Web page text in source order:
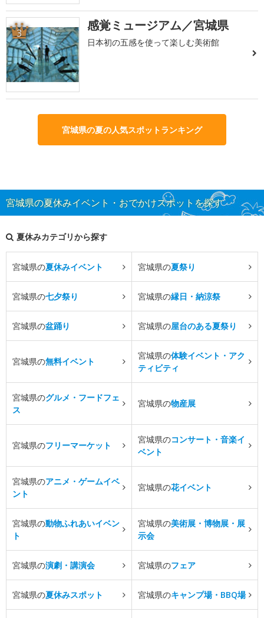
3 感覚ミュージアム／宮城県
日本初の五感を使って楽しむ美術館
宮城県の夏の人気スポットランキング
宮城県の夏休みイベント・おでかけスポットを探す
夏休みカテゴリから探す
宮城県の夏休みイベント 宮城県の夏祭り
宮城県の七夕祭り 宮城県の縁日・納涼祭
宮城県の盆踊り 宮城県の屋台のある夏祭り
宮城県の無料イベント
宮城県の体験イベント・アク
ティビティ
宮城県のグルメ・フードフェ
ス
宮城県の物産展
宮城県のフリーマーケット
宮城県のコンサート・音楽イ
ベント
宮城県のアニメ・ゲームイベ
ント
宮城県の花イベント
宮城県の動物ふれあいイベン
ト
宮城県の美術展・博物展・展
示会
宮城県の演劇・講演会 宮城県のフェア
宮城県の夏休みスポット 宮城県のキャンプ場・BBQ場